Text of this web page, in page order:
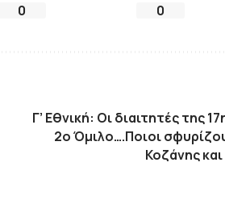
0 0
Γ’ Εθνική: Οι διαιτητές της
2ο Όμιλο….Ποιοι
Κοζάνης